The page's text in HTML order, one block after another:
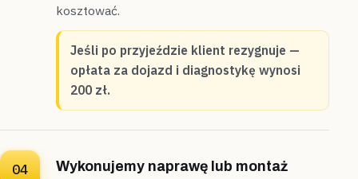
kosztować.
Jeśli po przyjeździe klient rezygnuje —
opłata za dojazd i diagnostykę wynosi
200 zł.
04
Wykonujemy naprawę lub montaż